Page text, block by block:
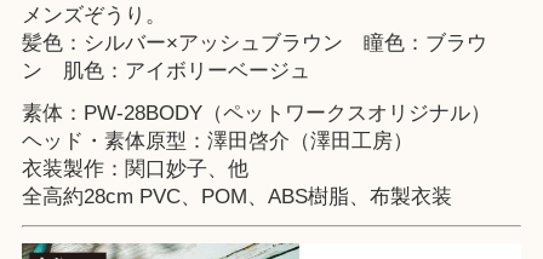
メンズぞうり。
髪色：シルバー×アッシュブラウン 瞳色：ブラウ
ン 肌色：アイボリーベージュ
素体：PW-28BODY（ペットワークスオリジナル）
ヘッド・素体原型：澤田啓介（澤田工房）
衣装製作：関口妙子、他
全高約28cm PVC、POM、ABS樹脂、布製衣装